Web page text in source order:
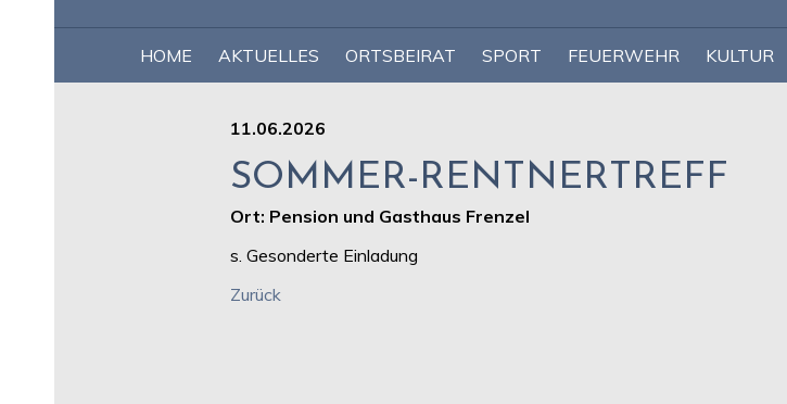
ÜBERSPRINGEN
HOME AKTUELLES ORTSBEIRAT SPORT FEUERWEHR KULTUR
11.06.2026
SOMMER-RENTNERTREFF
Ort: Pension und Gasthaus Frenzel
s. Gesonderte Einladung
Zurück